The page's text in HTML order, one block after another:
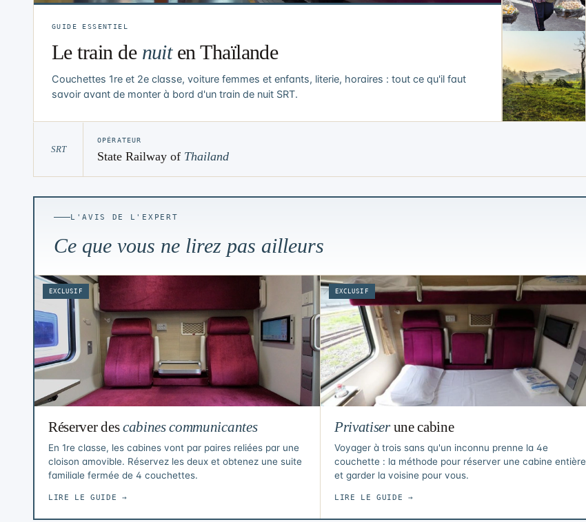
GUIDE ESSENTIEL
Le train de nuiten Thaïlande
Couchettes 1re et 2e classe, voiture femmes et enfants, literie, horaires : tout ce qu'il faut
savoir avant de monter à bord d'un train de nuit SRT.
SRT
OPÉRATEUR
State Railway of Thailand
L'AVIS DE L'EXPERT
Ce que vous ne lirez pas ailleurs
EXCLUSIF
Réserver descabines communicantes
En 1re classe, les cabines vont par paires reliées par une
cloison amovible. Réservez les deux et obtenez une suite
familiale fermée de 4 couchettes.
LIRE LE GUIDE →
EXCLUSIF
Privatiserune cabine
Voyager à trois sans qu'un inconnu prenne la 4e
couchette : la méthode pour réserver une cabine entière
et garder la voisine pour vous.
LIRE LE GUIDE →